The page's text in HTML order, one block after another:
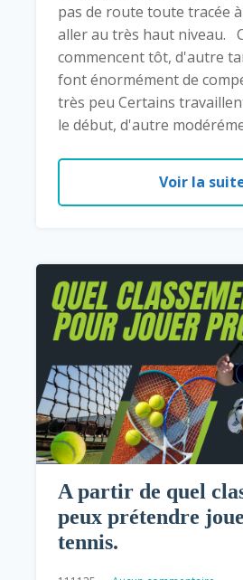
pas de route toute tracée
aller au très haut niveau.
commencent tôt, d'autre
font énormément de
très peu Certains
le début, d'autre
Voir la
A partir de quel
peux prétendre
tennis.